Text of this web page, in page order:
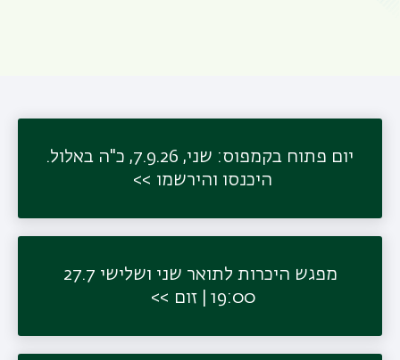
יום פתוח בקמפוס: שני, 7.9.26, כ"ה באלול.
היכנסו והירשמו
מפגש היכרות לתואר שני ושלישי 27.7
19:00 | זום